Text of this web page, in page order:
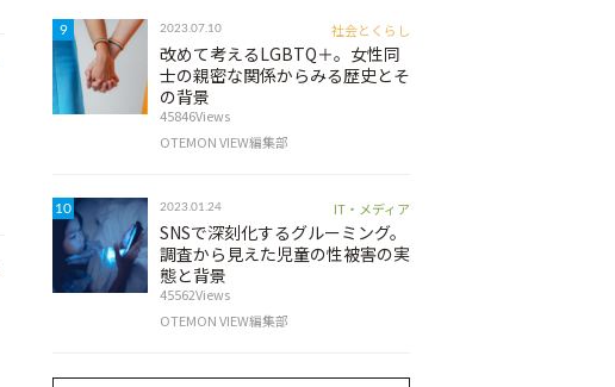
9 2023.07.10 社会とくらし
改めて考えるLGBTQ＋。女性同
士の親密な関係からみる歴史とそ
の背景
45846Views
OTEMON VIEW編集部
10 2023.01.24 IT・メディア
SNSで深刻化するグルーミング。
調査から見えた児童の性被害の実
態と背景
45562Views
OTEMON VIEW編集部